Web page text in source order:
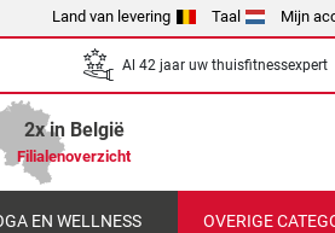
Land van levering Taal Mijn
Al 42 jaar uw thuisfitnessexpert
2x in België
Filialenoverzicht
EN WELLNESS OVERIGE